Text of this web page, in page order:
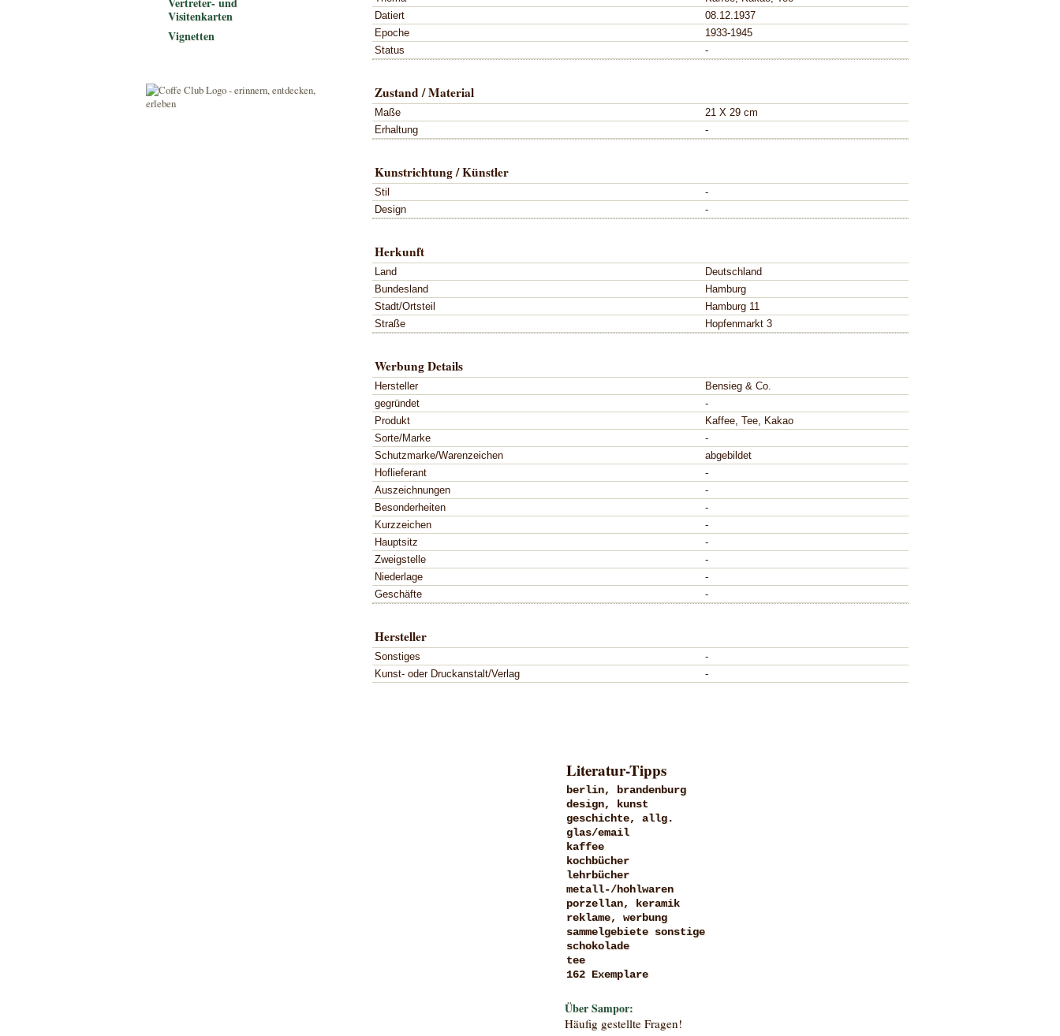
Datiert
08.12.1937
Epoche
1933-1945
Status
-
Zustand / Material
Maße
21 X 29 cm
Erhaltung
-
Kunstrichtung / Künstler
Stil
-
Design
-
Herkunft
Land
Deutschland
Bundesland
Hamburg
Stadt/Ortsteil
Hamburg 11
Straße
Hopfenmarkt 3
Werbung Details
Hersteller
Bensieg & Co.
gegründet
-
Produkt
Kaffee, Tee, Kakao
Sorte/Marke
-
Schutzmarke/Warenzeichen
abgebildet
Hoflieferant
-
Auszeichnungen
-
Besonderheiten
-
Kurzzeichen
-
Hauptsitz
-
Zweigstelle
-
Niederlage
-
Geschäfte
-
Hersteller
Sonstiges
-
Kunst- oder Druckanstalt/Verlag
-
Visitenkarten
Vignetten
Literatur-Tipps
berlin, brandenburg
design, kunst
geschichte, allg.
glas/email
kaffee
kochbücher
lehrbücher
metall-/hohlwaren
porzellan, keramik
reklame, werbung
sammelgebiete sonstige
schokolade
tee
162 Exemplare
Über Sampor:
Häufig gestellte Fragen!